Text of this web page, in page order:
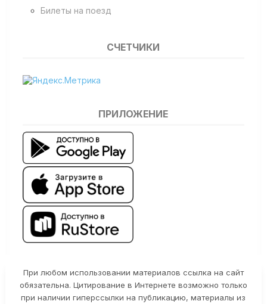
Билеты на поезд
СЧЕТЧИКИ
ПРИЛОЖЕНИЕ
При любом использовании материалов ссылка на сайт
обязательна. Цитирование в Интернете возможно только
при наличии гиперссылки на публикацию, материалы из